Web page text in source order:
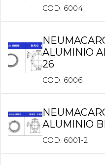
COD: 6004
ALUMINIO
26
COD: 6006
ALUMINIO
COD: 6001-2